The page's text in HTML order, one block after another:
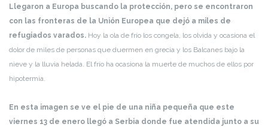
Llegaron a Europa buscando la protección, pero se encontraron
con las fronteras de la Unión Europea que dejó a miles de
refugiados varados. Hoy la ola de frío los congela, los olvida y ocasiona el
dolor de miles de personas que duermen en grecia y los Balcanes bajo la
nieve y la lluvia helada. El frío ha ocasiona la muerte de muchos de ellos por
hipotermia.
En esta imagen se ve el pie de una niña pequeña que este
viernes 13 de enero llegó a Serbia donde fue atendida junto a su